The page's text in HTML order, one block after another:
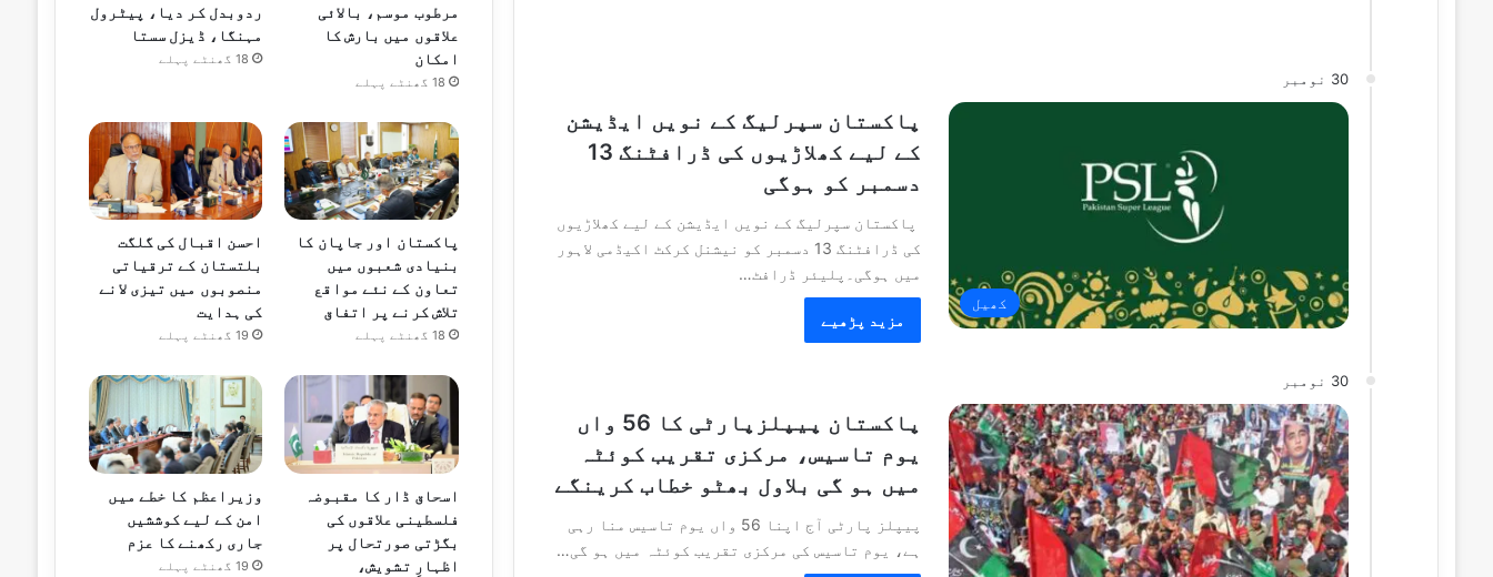
30 نومبر
کھیل
پاکستان سپرلیگ کے نویں ایڈیشن
کے لیے کھلاڑیوں کی ڈرافٹنگ 13
دسمبر کو ہوگی
پاکستان سپرلیگ کے نویں ایڈیشن کے لیے کھلاڑیوں
کی ڈرافٹنگ 13 دسمبر کو نیشنل کرکٹ اکیڈمی لاہور
میں ہوگی۔پلیئر ڈرافٹ…
مزید پڑھیے
30 نومبر
پاکستان پیپلزپارٹی کا 56 واں
یوم تاسیس، مرکزی تقریب کوئٹہ
میں ہو گی بلاول بھٹو خطاب کرینگے
پیپلز پارٹی آج اپنا 56 واں یوم تاسیس منا رہی
ہے، یوم تاسیس کی مرکزی تقریب کوئٹہ میں ہو گی…
مرطوب موسم، بالائی
علاقوں میں بارش کا
امکان
18 گھنٹے پہلے
ردوبدل کر دیا، پیٹرول
مہنگا، ڈیزل سستا
18 گھنٹے پہلے
پاکستان اور جاپان کا
بنیادی شعبوں میں
تعاون کے نئے مواقع
تلاش کرنے پر اتفاق
18 گھنٹے پہلے
احسن اقبال کی گلگت
بلتستان کے ترقیاتی
منصوبوں میں تیزی لانے
کی ہدایت
19 گھنٹے پہلے
اسحاق ڈار کا مقبوضہ
فلسطینی علاقوں کی
بگڑتی صورتحال پر
اظہارِ تشویش،
وزیراعظم کا خطے میں
امن کے لیے کوششیں
جاری رکھنے کا عزم
19 گھنٹے پہلے